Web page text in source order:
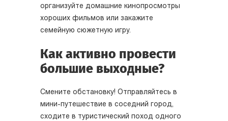
организуйте домашние кинопросмотры
хороших фильмов или закажите
семейную сюжетную игру.
Как активно провести
большие выходные?
Смените обстановку! Отправляйтесь в
мини-путешествие в соседний город,
сходите в туристический поход одного